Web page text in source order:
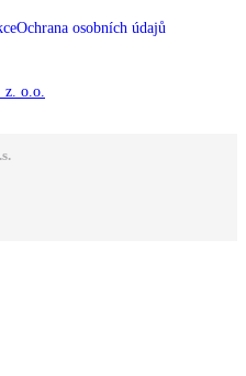
Ochrana osobních údajů
z. o.o.